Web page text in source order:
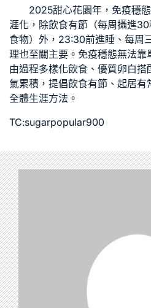
2025甜心花園年，免疫穩
涯化，除飲食有節（每周攝進
食物）外，23:30前進睡、每周
理也至關主要。免疫穩態無法靠
由過程多樣化飲食、優質卵白
氣累積，提倡飲食有節、起居
全體生涯方法。
TC:sugarpopular900